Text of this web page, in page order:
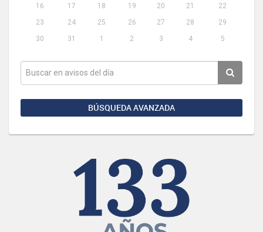
16
17 18 19 20 21
22
23
24 25 26 27 28
29
30
31 1 2 3 4 5
BÚSQUEDA AVANZADA